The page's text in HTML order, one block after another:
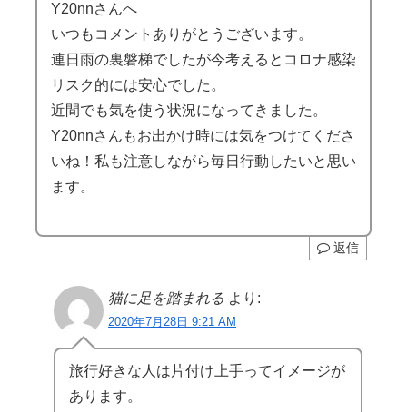
Y20nnさんへ
いつもコメントありがとうございます。
連日雨の裏磐梯でしたが今考えるとコロナ感染
リスク的には安心でした。
近間でも気を使う状況になってきました。
Y20nnさんもお出かけ時には気をつけてくださ
いね！私も注意しながら毎日行動したいと思い
ます。
返信
猫に足を踏まれる より:
2020年7月28日 9:21 AM
旅行好きな人は片付け上手ってイメージが
あります。